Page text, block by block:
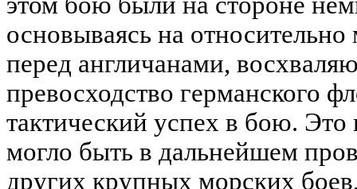
основываясь на
перед англичанами,
превосходство германского
тактический успех в бою. Это
могло быть в дальнейшем
других крупных морских